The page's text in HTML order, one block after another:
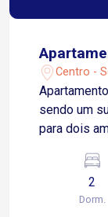
Centro -
sendo um
para dois
armário
armários
coberta
2
Dorm.